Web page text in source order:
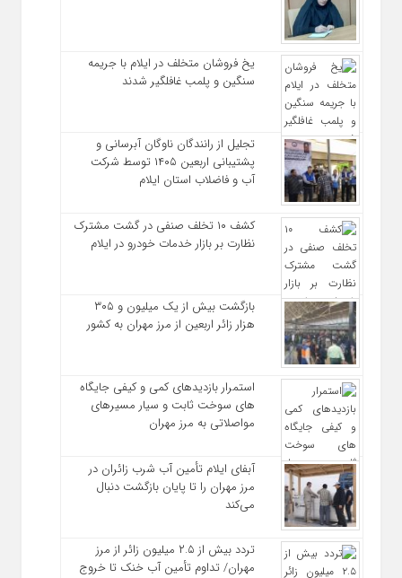
یخ‌ فروشان متخلف در ایلام با جریمه
سنگین و پلمب غافلگیر شدند
تجلیل از رانندگان ناوگان آبرسانی و
پشتیبانی اربعین ۱۴۰۵ توسط شرکت
آب و فاضلاب استان ایلام
کشف ۱۰ تخلف صنفی در گشت مشترک
نظارت بر بازار خدمات خودرو در ایلام
بازگشت بیش از یک میلیون و ۳۰۵
هزار زائر اربعین از مرز مهران به کشور
استمرار بازدیدهای کمی و کیفی جایگاه‌
های سوخت ثابت و سیار مسیرهای
مواصلاتی به مرز مهران
آبفای ایلام تأمین آب شرب زائران در
مرز مهران را تا پایان بازگشت دنبال
می‌کند
تردد بیش از ۲.۵ میلیون زائر از مرز
مهران/ تداوم تأمین آب خنک تا خروج